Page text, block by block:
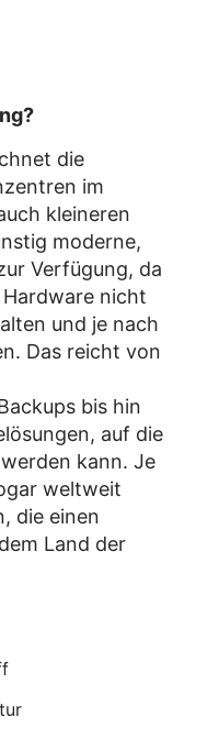
die
im
kleineren
moderne,
Verfügung, da
nicht
und je nach
Das reicht von
bis hin
auf die
kann. Je
weltweit
die einen
Land der